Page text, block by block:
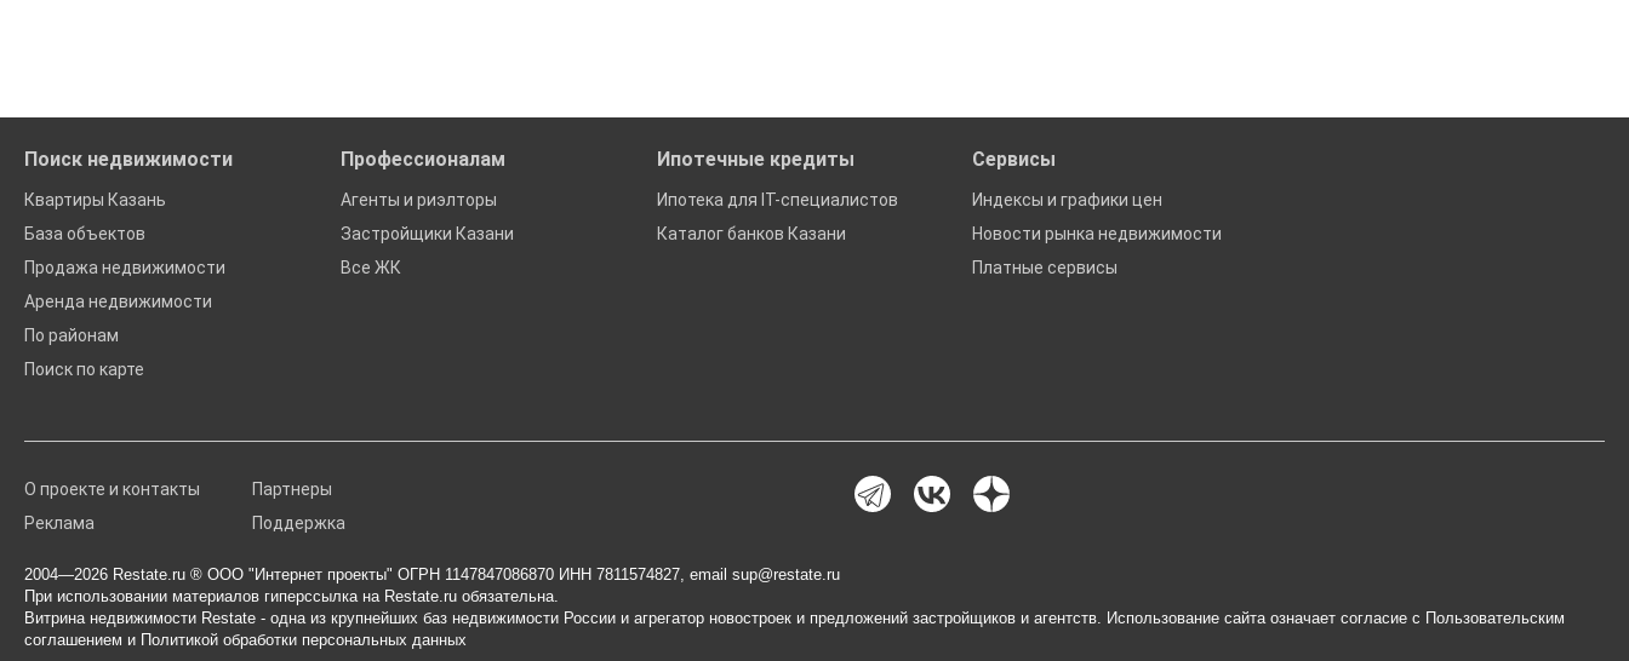
Поиск недвижимости
Квартиры Казань
База объектов
Продажа недвижимости
Аренда недвижимости
По районам
Поиск по карте
Профессионалам
Агенты и риэлторы
Застройщики Казани
Все ЖК
Ипотечные кредиты
Ипотека для IT-специалистов
Каталог банков Казани
Сервисы
Индексы и графики цен
Новости рынка недвижимости
Платные сервисы
О проекте и контакты
Реклама
Партнеры
Поддержка
2004—2026 Restate.ru ® ООО "Интернет проекты" ОГРН 1147847086870 ИНН 7811574827, email sup@restate.ru
При использовании материалов гиперссылка на Restate.ru обязательна.
Витрина недвижимости Restate - одна из крупнейших баз недвижимости России и агрегатор новостроек и предложений застройщиков и агентств. Использование сайта означает согласие с Пользовательским
соглашением и Политикой обработки персональных данных